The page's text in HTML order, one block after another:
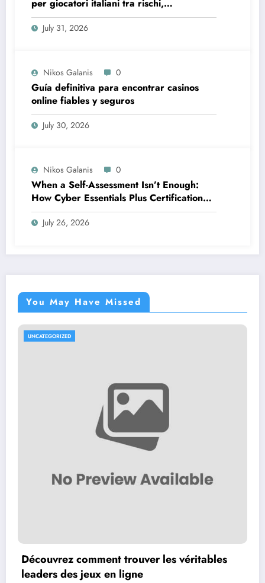
per giocatori italiani tra rischi,
opportunità e verifiche
July 31, 2026
Nikos Galanis 0
Guía definitiva para encontrar casinos
online fiables y seguros
July 30, 2026
Nikos Galanis 0
When a Self-Assessment Isn’t Enough:
How Cyber Essentials Plus Certification
Proves Your Security Posture in the Real
World
July 26, 2026
You May Have Missed
UNCATEGORIZED
Découvrez comment trouver les véritables
leaders des jeux en ligne